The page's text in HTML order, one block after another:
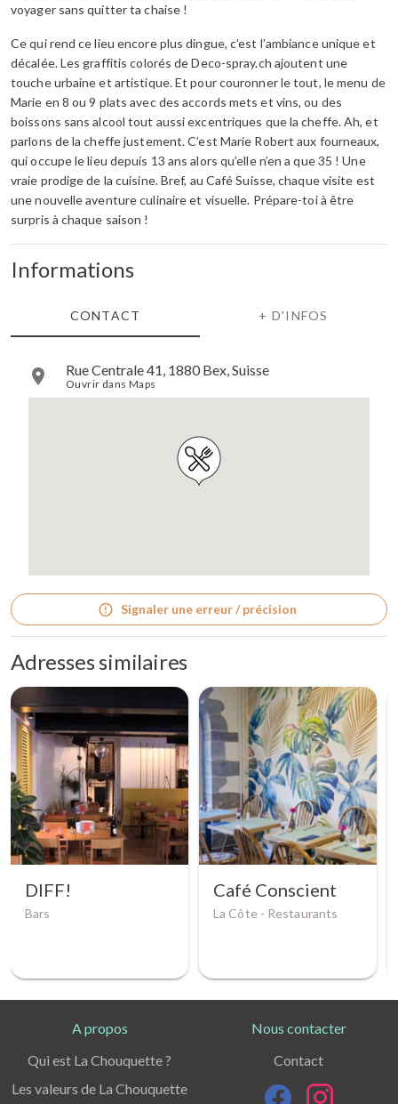
voyager sans quitter ta chaise !
Ce qui rend ce lieu encore plus dingue, c’est l’ambiance unique et
décalée. Les graffitis colorés de Deco-spray.ch ajoutent une
touche urbaine et artistique. Et pour couronner le tout, le menu de
Marie en 8 ou 9 plats avec des accords mets et vins, ou des
boissons sans alcool tout aussi excentriques que la cheffe. Ah, et
parlons de la cheffe justement. C’est Marie Robert aux fourneaux,
qui occupe le lieu depuis 13 ans alors qu’elle n’en a que 35 ! Une
vraie prodige de la cuisine. Bref, au Café Suisse, chaque visite est
une nouvelle aventure culinaire et visuelle. Prépare-toi à être
surpris à chaque saison !
Informations
CONTACT + D'INFOS
Rue Centrale 41, 1880 Bex, Suisse
Ouvrir dans Maps
Signaler une erreur / précision
Adresses similaires
DIFF!
Bars
Café Conscient
La Côte - Restaurants
A propos
Qui est La Chouquette ?
Les valeurs de La Chouquette
Nous contacter
Contact